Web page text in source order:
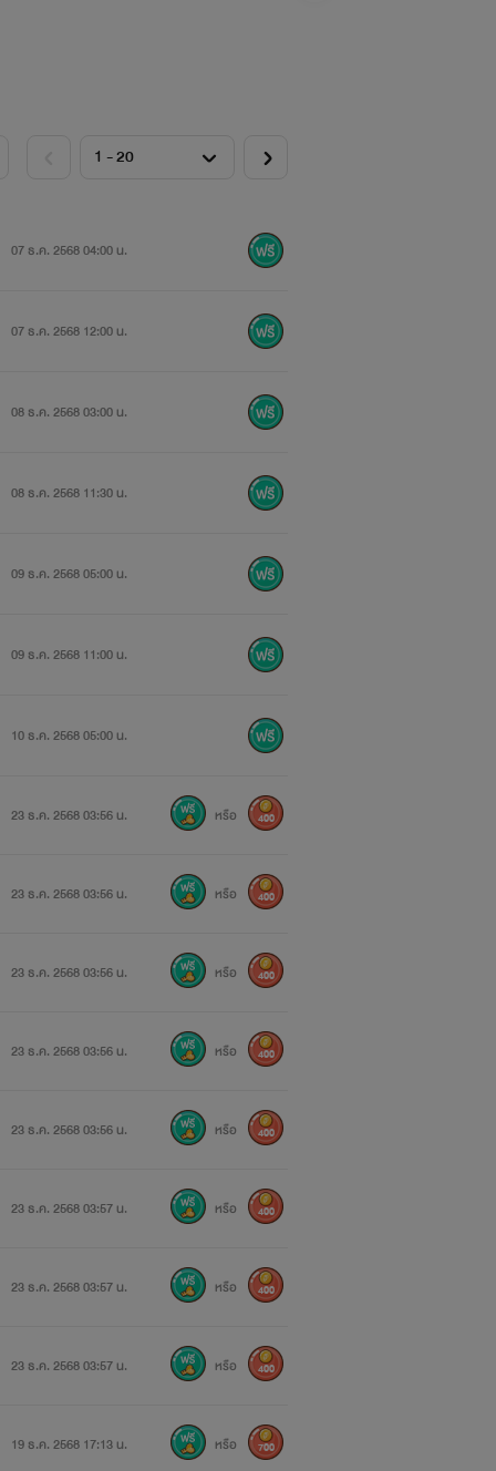
07 ธ.ค. 2568 04:00 น.
07 ธ.ค. 2568 12:00 น.
08 ธ.ค. 2568 03:00 น.
08 ธ.ค. 2568 11:30 น.
09 ธ.ค. 2568 05:00 น.
09 ธ.ค. 2568 11:00 น.
10 ธ.ค. 2568 05:00 น.
23 ธ.ค. 2568 03:56 น. หรือ 400
23 ธ.ค. 2568 03:56 น. หรือ 400
23 ธ.ค. 2568 03:56 น. หรือ 400
23 ธ.ค. 2568 03:56 น. หรือ 400
23 ธ.ค. 2568 03:56 น. หรือ 400
23 ธ.ค. 2568 03:57 น. หรือ 400
23 ธ.ค. 2568 03:57 น. หรือ 400
23 ธ.ค. 2568 03:57 น. หรือ 400
19 ธ.ค. 2568 17:13 น. หรือ 700